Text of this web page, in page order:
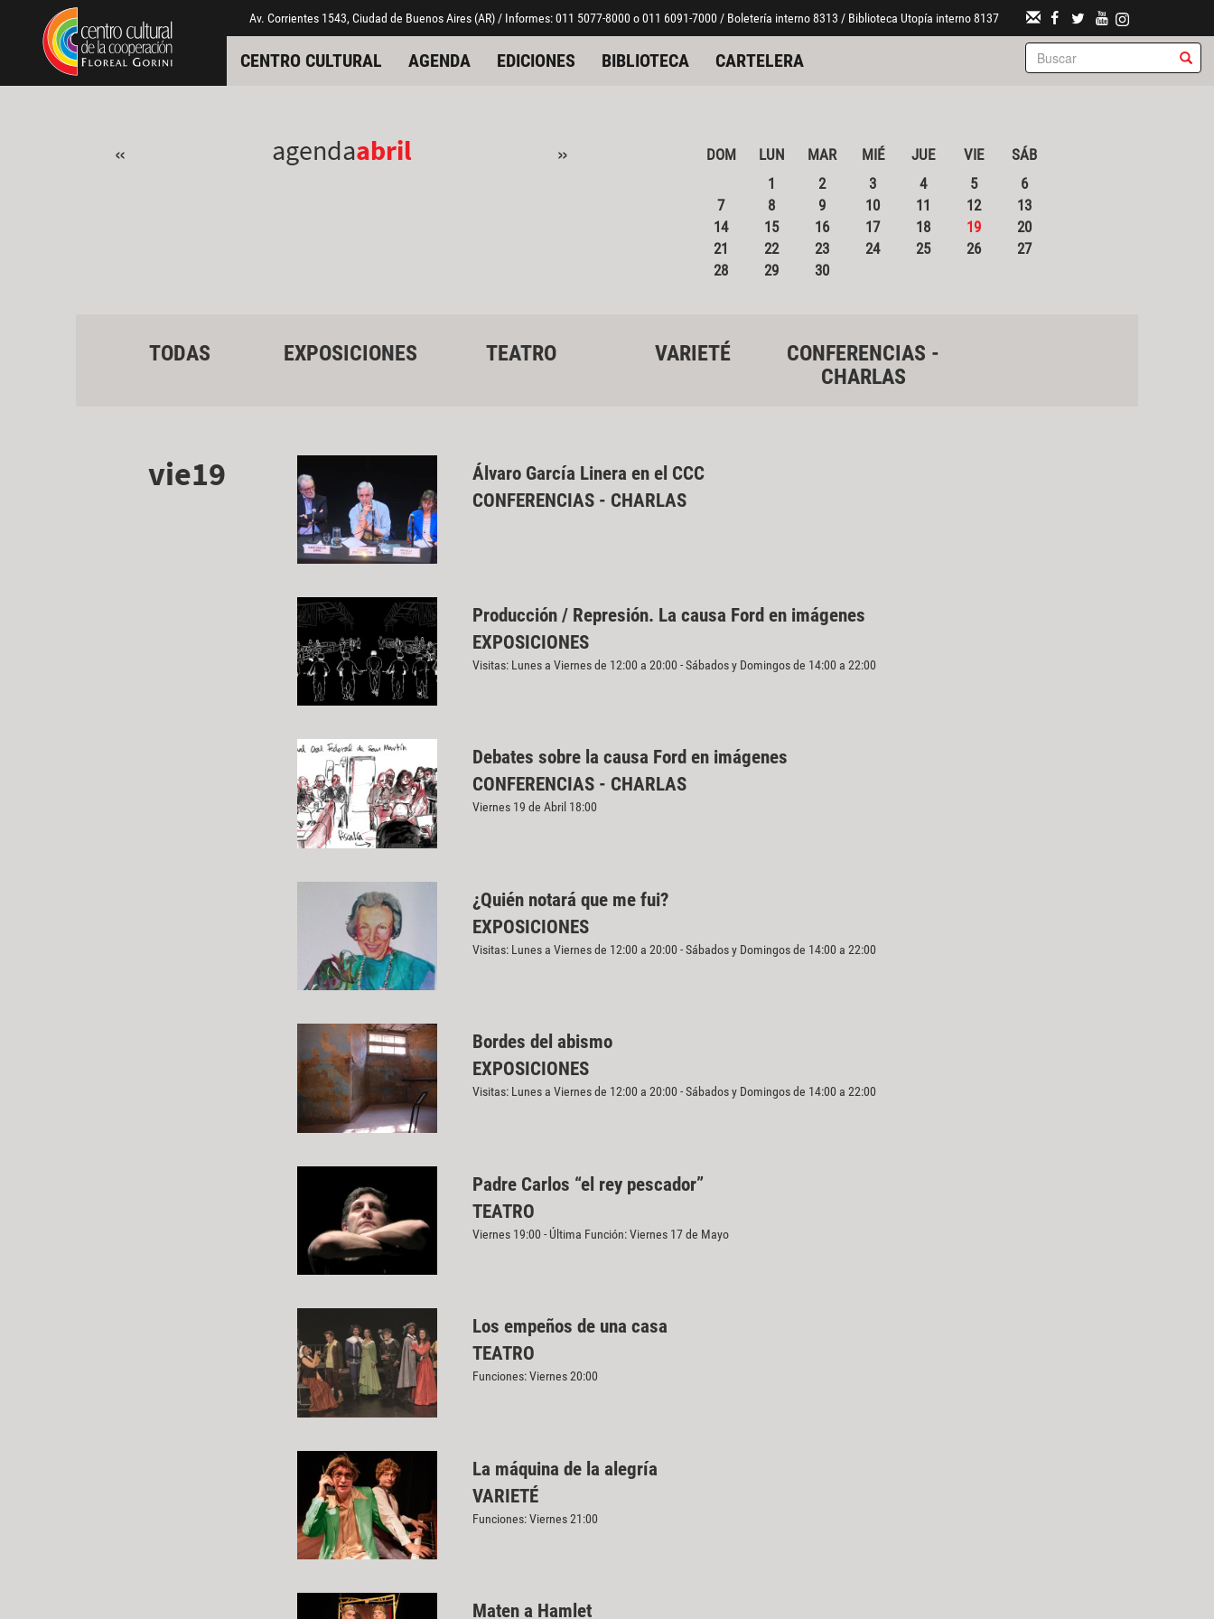
Pasar al contenido principal
Jump to main content Av. Corrientes 1543, Ciudad de Buenos Aires (AR) / Informes: 011 5077-8000 o 011 6091-7000 / Boletería interno 8313 / Biblioteca Utopía interno 8137
CENTRO CULTURAL AGENDA EDICIONES BIBLIOTECA CARTELERA
« agendaabril » DOM LUN MAR MIÉ JUE VIE
SÁB
1
2 3 4 5
6
7
8 9 10 11 12
13
14
15 16 17 18 19
20
21
22 23 24 25 26
27
28
29 30
TODAS EXPOSICIONES TEATRO VARIETÉ
CONFERENCIAS -
CHARLAS
vie19
Álvaro García Linera en el CCC
CONFERENCIAS - CHARLAS
Producción / Represión. La causa Ford en imágenes
EXPOSICIONES
Visitas: Lunes a Viernes de 12:00 a 20:00 - Sábados y Domingos de 14:00 a 22:00
Debates sobre la causa Ford en imágenes
CONFERENCIAS - CHARLAS
Viernes 19 de Abril 18:00
¿Quién notará que me fui?
EXPOSICIONES
Visitas: Lunes a Viernes de 12:00 a 20:00 - Sábados y Domingos de 14:00 a 22:00
Bordes del abismo
EXPOSICIONES
Visitas: Lunes a Viernes de 12:00 a 20:00 - Sábados y Domingos de 14:00 a 22:00
Padre Carlos “el rey pescador”
TEATRO
Viernes 19:00 - Última Función: Viernes 17 de Mayo
Los empeños de una casa
TEATRO
Funciones: Viernes 20:00
La máquina de la alegría
VARIETÉ
Funciones: Viernes 21:00
Maten a Hamlet